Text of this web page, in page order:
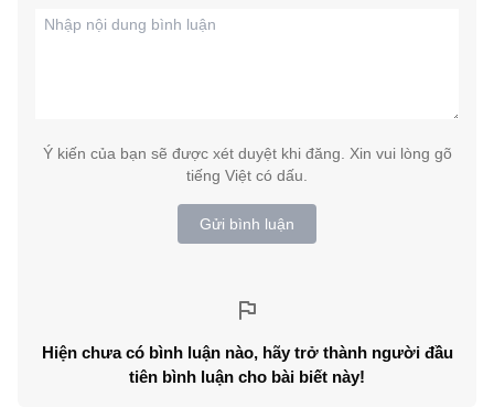
Ý kiến của bạn sẽ được xét duyệt khi đăng. Xin vui lòng gõ
tiếng Việt có dấu.
Gửi bình luận
Hiện chưa có bình luận nào, hãy trở thành người đầu
tiên bình luận cho bài biết này!